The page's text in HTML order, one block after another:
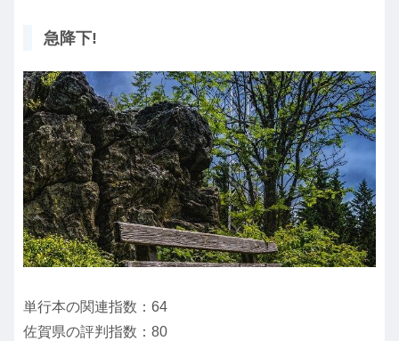
急降下!
単行本の関連指数：64
佐賀県の評判指数：80